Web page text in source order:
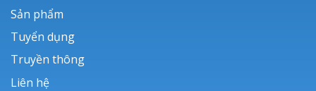
Sản phẩm
Tuyển dụng
Truyền thông
Liên hệ